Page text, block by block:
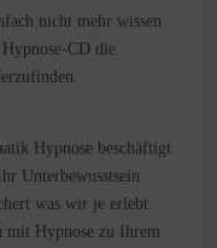
nicht mehr wissen
CD die
Hypnose beschäftigt
Unterbewusstsein
was wir je erlebt
mit Hypnose zu Ihrem